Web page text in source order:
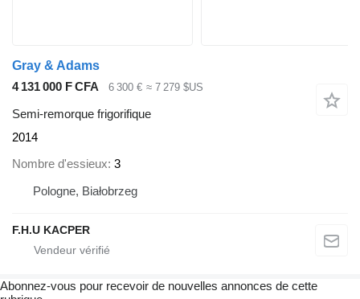
Gray & Adams
4 131 000 F CFA
6 300 € ≈ 7 279 $US
Semi-remorque frigorifique
2014
Nombre d'essieux 3
Pologne, Białobrzeg
F.H.U KACPER
Abonnez-vous pour recevoir de nouvelles annonces de cette